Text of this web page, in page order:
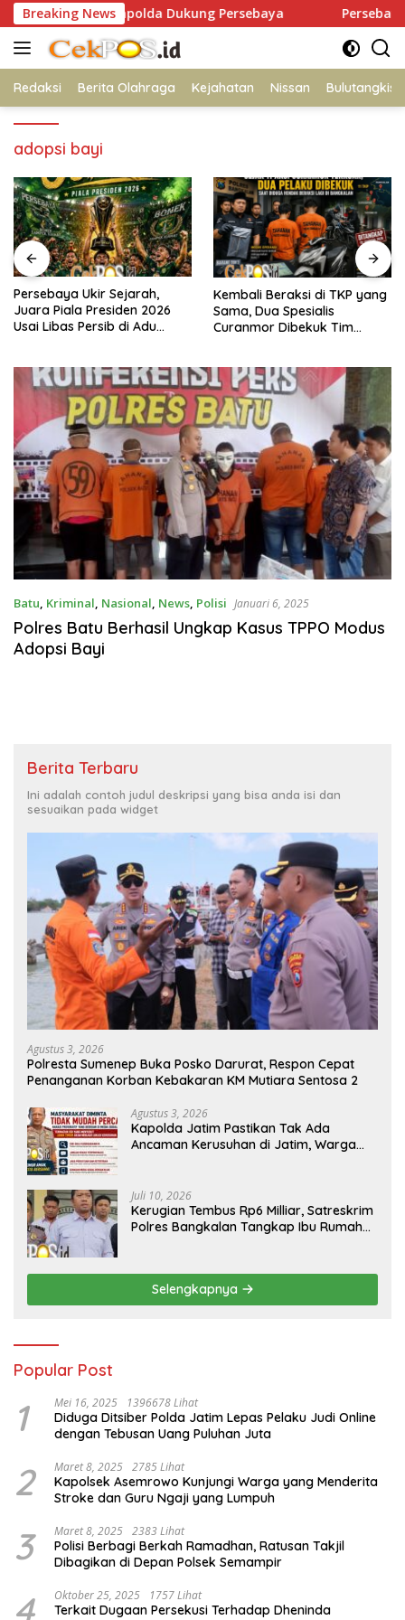
Langsung
ke
konten
Breaking News
Mapolda Dukung Persebaya Persebaya Ukir
Redaksi Berita Olahraga Kejahatan Nissan Bulutangkis
adopsi bayi
Sejarah,
2026
di Adu
Kembali Beraksi di TKP yang
Sama, Dua Spesialis
Curanmor Dibekuk Tim
SP2HP
Ditindak, Ibu
Kepastian
Batu, Kriminal, Nasional, News, Polisi Januari 6, 2025
Polres Batu Berhasil Ungkap Kasus TPPO Modus
Adopsi Bayi
Berita Terbaru
Ini adalah contoh judul deskripsi yang bisa anda isi dan
sesuaikan pada widget
Agustus 3, 2026
Polresta Sumenep Buka Posko Darurat, Respon Cepat
Penanganan Korban Kebakaran KM Mutiara Sentosa 2
Agustus 3, 2026
Kapolda Jatim Pastikan Tak Ada
Ancaman Kerusuhan di Jatim, Warga
Juli 10, 2026
Kerugian Tembus Rp6 Milliar, Satreskrim
Polres Bangkalan Tangkap Ibu Rumah
Selengkapnya
Popular Post
1 Mei 16, 2025 1396678 Lihat
Diduga Ditsiber Polda Jatim Lepas Pelaku Judi Online
dengan Tebusan Uang Puluhan Juta
2 Maret 8, 2025 2785 Lihat
Kapolsek Asemrowo Kunjungi Warga yang Menderita
Stroke dan Guru Ngaji yang Lumpuh
3 Maret 8, 2025 2383 Lihat
Polisi Berbagi Berkah Ramadhan, Ratusan Takjil
Dibagikan di Depan Polsek Semampir
4 Oktober 25, 2025 1757 Lihat
Terkait Dugaan Persekusi Terhadap Dheninda